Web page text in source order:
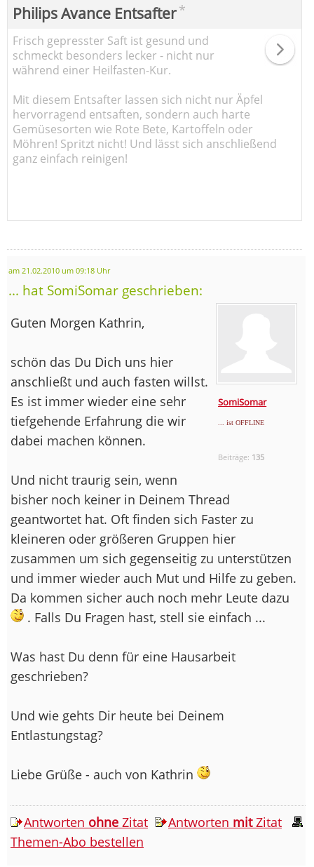
Philips Avance Entsafter*
Frisch gepresster Saft ist gesund und
schmeckt besonders lecker - nicht nur
während einer Heilfasten-Kur.
Mit diesem Entsafter lassen sich nicht nur Äpfel
hervorragend entsaften, sondern auch harte
Gemüsesorten wie Rote Bete, Kartoffeln oder
Möhren! Spritzt nicht! Und lässt sich anschließend
ganz einfach reinigen!
am 21.02.2010 um 09:18 Uhr
... hat SomiSomar geschrieben:
SomiSomar
... ist OFFLINE
Beiträge: 135
Guten Morgen Kathrin,
schön das Du Dich uns hier
anschließt und auch fasten willst.
Es ist immer wieder eine sehr
tiefgehende Erfahrung die wir
dabei machen können.
Und nicht traurig sein, wenn
bisher noch keiner in Deinem Thread
geantwortet hat. Oft finden sich Faster zu
kleineren oder größeren Gruppen hier
zusammen um sich gegenseitig zu unterstützen
und immer wieder auch Mut und Hilfe zu geben.
Da kommen sicher auch noch mehr Leute dazu
. Falls Du Fragen hast, stell sie einfach ...
Was hast Du denn für eine Hausarbeit
geschrieben?
Und wie gehts Dir heute bei Deinem
Entlastungstag?
Liebe Grüße - auch von Kathrin
Antworten ohne Zitat Antworten mitZitat
Themen-Abo bestellen